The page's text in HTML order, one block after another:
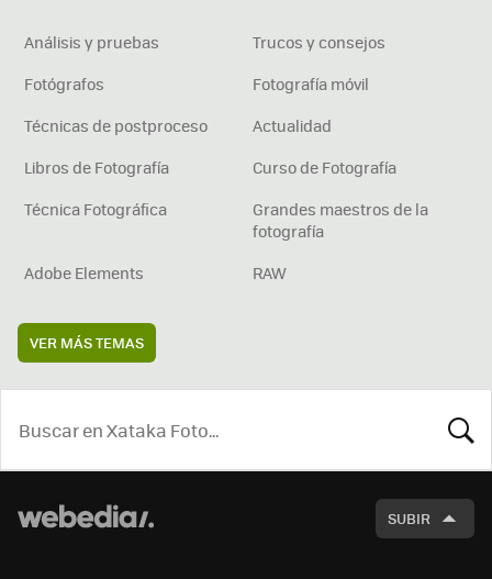
Análisis y pruebas
Trucos y consejos
Fotógrafos
Fotografía móvil
Técnicas de postproceso
Actualidad
Libros de Fotografía
Curso de Fotografía
Técnica Fotográfica
Grandes maestros de la
fotografía
Adobe Elements
RAW
VER MÁS TEMAS
SUBIR